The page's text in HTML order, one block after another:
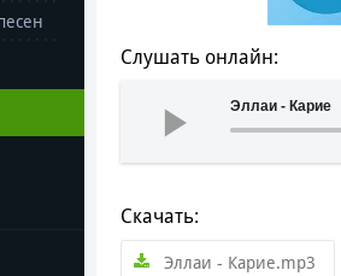
Слушать онлайн:
Эллаи - Карие
Скачать:
Эллаи - Карие.mp3